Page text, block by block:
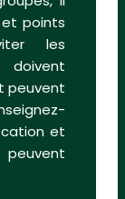
points
les
doivent
peuvent
et